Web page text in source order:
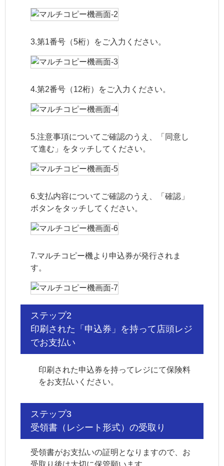
3.第1番号（5桁）をご入力ください。
4.第2番号（12桁）をご入力ください。
5.注意事項についてご確認のうえ、「同意し
て進む」をタッチしてください。
6.支払内容についてご確認のうえ、「確認」
ボタンをタッチしてください。
7.マルチコピー機より申込券が発行されま
す。
ステップ2
印刷された「申込券」を持って店頭レジ
でお支払い
印刷された申込券を持ってレジにて保険料
をお支払いください。
ステップ3
受領書（レシート形式）の受取り
受領書がお支払いの証明となりますので、お
受取り後は大切に保管願います。